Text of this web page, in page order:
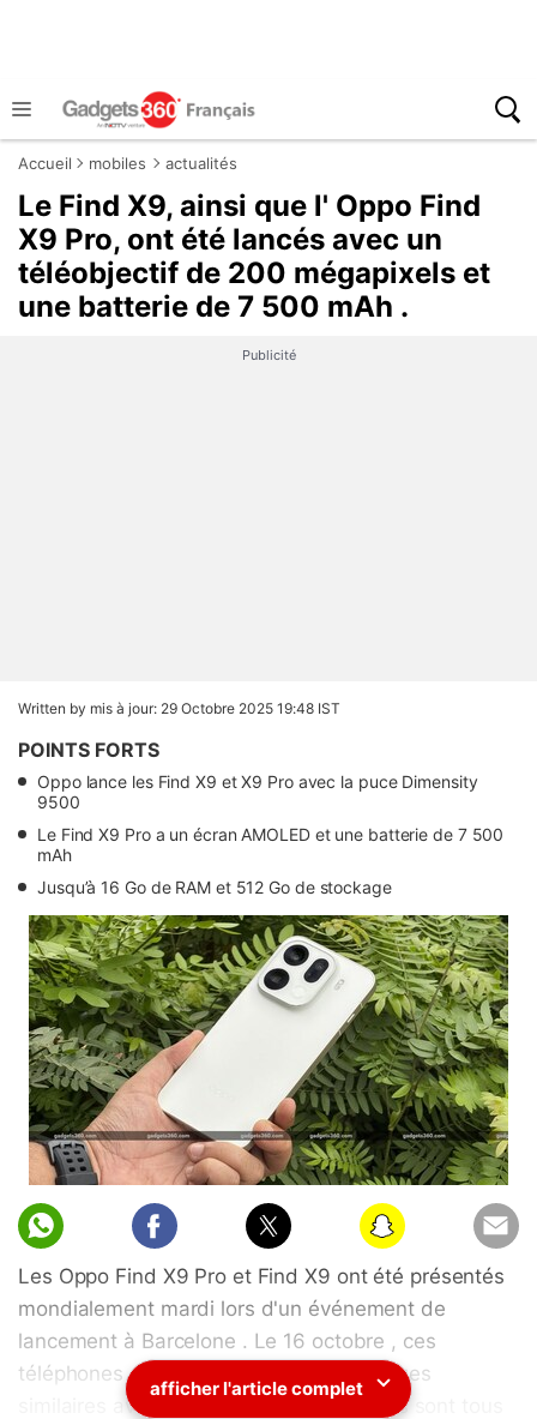
Accueil mobiles actualités
Le Find X9, ainsi que l' Oppo Find
X9 Pro, ont été lancés avec un
téléobjectif de 200 mégapixels et
une batterie de 7 500 mAh .
Publicité
Written by mis à jour: 29 Octobre 2025 19:48 IST
POINTS FORTS
Oppo lance les Find X9 et X9 Pro avec la puce Dimensity
9500
Le Find X9 Pro a un écran AMOLED et une batterie de 7 500
mAh
Jusqu’à 16 Go de RAM et 512 Go de stockage
Les Oppo Find X9 Pro et Find X9 ont été présentés
mondialement mardi lors d'un événement de
lancement à Barcelone . Le 16 octobre , ces
téléphones aux caractéristiques techniques
similaires avaient été lancés en Chine. Ils sont tous
afficher l'article complet